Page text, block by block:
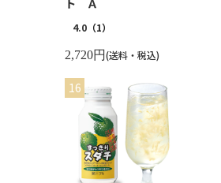
ト Ａ
4.0 （1）
2,720円(送料・税込)